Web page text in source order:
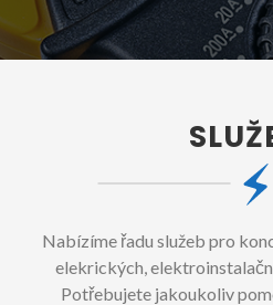
Nabízíme řadu služeb pro
elekrických,
Potřebujete jakoukoliv